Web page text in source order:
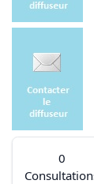
0